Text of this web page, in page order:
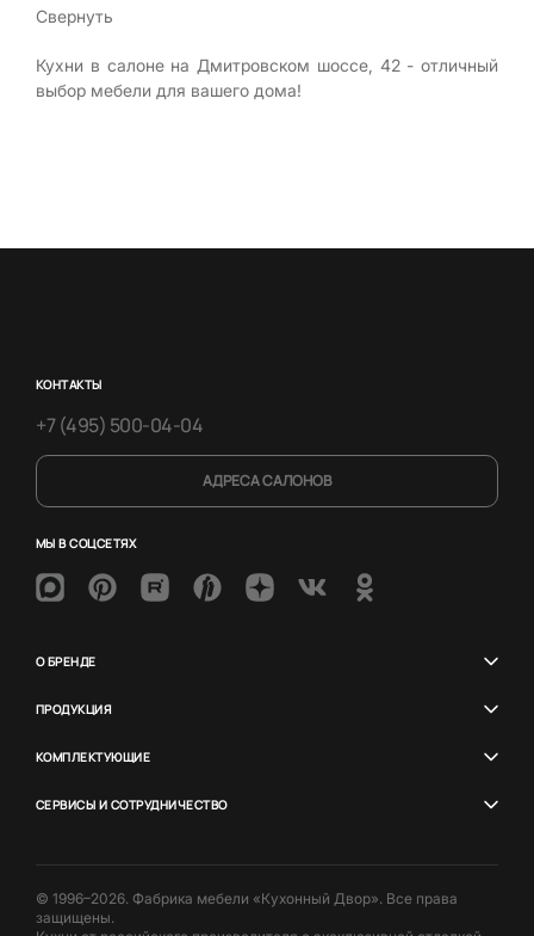
Свернуть
Кухни в салоне на Дмитровском шоссе, 42 - отличный
выбор мебели для вашего дома!
КОНТАКТЫ
+7 (495) 500-04-04
АДРЕСА САЛОНОВ
МЫ В СОЦСЕТЯХ
О БРЕНДЕ
ПРОДУКЦИЯ
КОМПЛЕКТУЮЩИЕ
СЕРВИСЫ И СОТРУДНИЧЕСТВО
© 1996–2026. Фабрика мебели «Кухонный Двор». Все права
защищены.